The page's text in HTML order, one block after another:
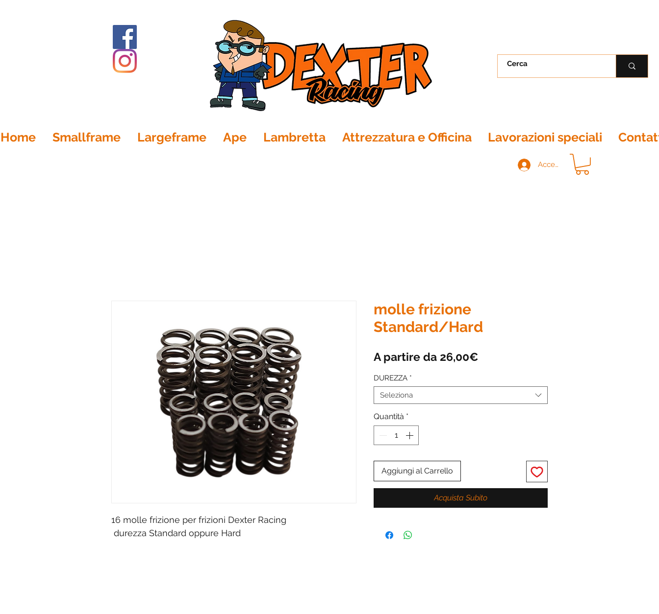
Home Smallframe Largeframe Ape Lambretta Attrezzatura e Officina Lavorazioni speciali
Accedi
16 molle frizione per frizioni Dexter Racing
durezza Standard oppure Hard
molle frizione
Standard/Hard
A partire da 26,00€Prezzo
DUREZZA *
Seleziona
Quantità *
Aggiungi al Carrello
Acquista Subito